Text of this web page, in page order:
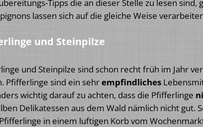
Tipps die an dieser Stelle zu lesen
lassen sich auf die gleiche Weise
und Steinpilze
und Steinpilze sind schon recht früh im Jahr
Pfifferlinge sind ein sehrempfindliches
wichtig darauf zu achten, dass die Pfifferlinge
Delikatessen aus dem Wald nämlich nicht gut.
in einem luftigen Korb vom